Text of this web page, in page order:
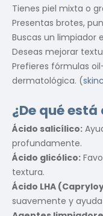
Tienes piel mixta o
Presentas brotes,
Buscas un limpiador
Deseas mejorar
Prefieres fórmulas
dermatológica. (
¿De qué
Ácido salicílico:
profundamente.
Ácido glicólico:
textura.
Ácido LHA
suavemente y